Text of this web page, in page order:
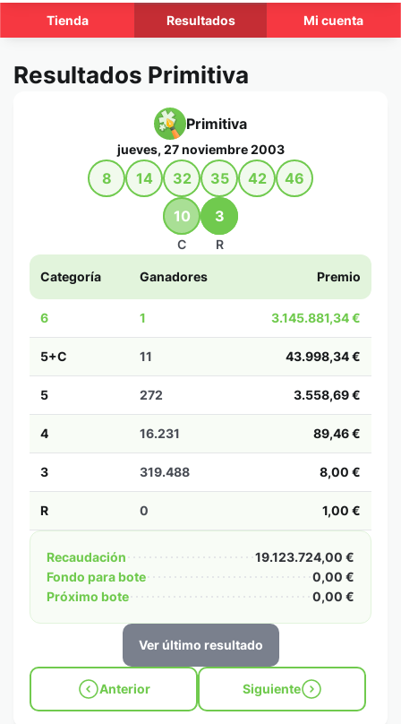
Tienda Resultados Mi cuenta
Resultados Primitiva
Primitiva
jueves, 27 noviembre 2003
8 14 32 35 42 46
10
C
3
R
Categoría Ganadores Premio
6 1 3.145.881,34 €
5+C 11 43.998,34 €
5 272 3.558,69 €
4 16.231 89,46 €
3 319.488 8,00 €
R 0 1,00 €
Recaudación
19.123.724,00 €
Fondo para bote
0,00 €
Próximo bote
0,00 €
Ver último resultado
Anterior Siguiente